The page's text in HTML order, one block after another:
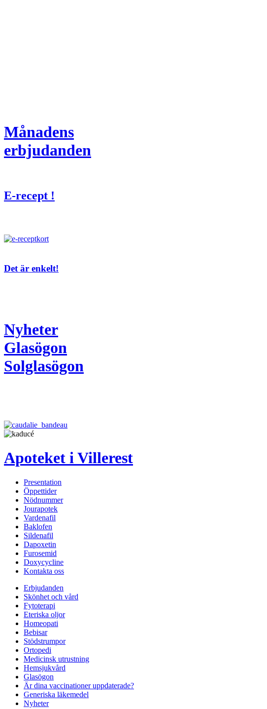
Månadens
erbjudanden
E-recept !
Det är enkelt!
Nyheter
Glasögon
Solglasögon
Apoteket i Villerest
Presentation
Öppettider
Nödnummer
Jourapotek
Vardenafil
Baklofen
Sildenafil
Dapoxetin
Furosemid
Doxycycline
Kontakta oss
Erbjudanden
Skönhet och vård
Fytoterapi
Eteriska oljor
Homeopati
Bebisar
Stödstrumpor
Ortopedi
Medicinsk utrustning
Hemsjukvård
Glasögon
Är dina vaccinationer uppdaterade?
Generiska läkemedel
Nyheter